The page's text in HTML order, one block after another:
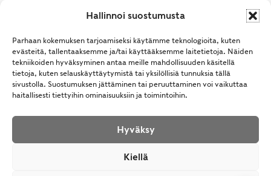
Hallinnoi suostumusta
Parhaan kokemuksen tarjoamiseksi käytämme teknologioita, kuten
evästeitä, tallentaaksemme ja/tai käyttääksemme laitetietoja. Näiden
tekniikoiden hyväksyminen antaa meille mahdollisuuden käsitellä
tietoja, kuten selauskäyttäytymistä tai yksilöllisiä tunnuksia tällä
sivustolla. Suostumuksen jättäminen tai peruuttaminen voi vaikuttaa
haitallisesti tiettyihin ominaisuuksiin ja toimintoihin.
Hyväksy
Kiellä
Tutustu ayurvedaan →
© Samhita | Ayurveda -tuotteita suomalaisille jo
vuodesta 1994. All Rights Reserved.